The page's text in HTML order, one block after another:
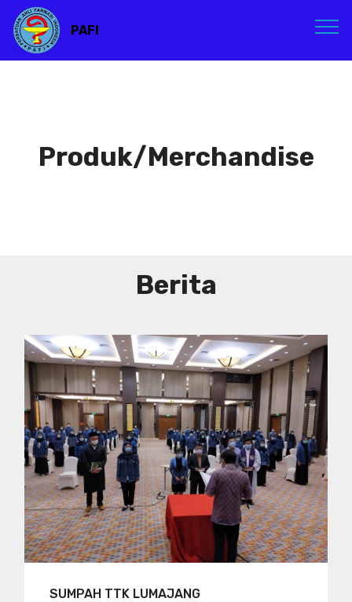
PAFI
Produk/Merchandise
Berita
SUMPAH TTK LUMAJANG